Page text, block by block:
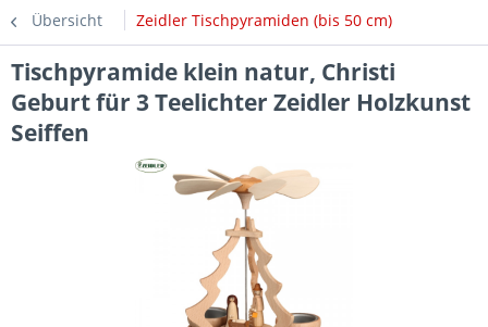
Übersicht Zeidler Tischpyramiden (bis 50 cm)
Tischpyramide klein natur, Christi
Geburt für 3 Teelichter Zeidler Holzkunst
Seiffen